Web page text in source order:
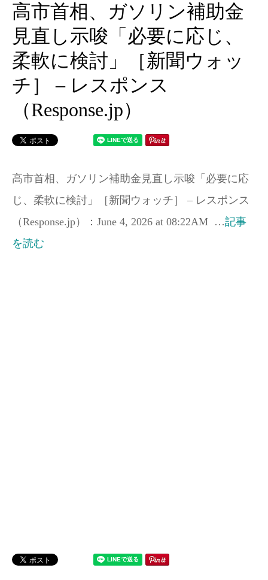
高市首相、ガソリン補助金
見直し示唆「必要に応じ、
柔軟に検討」［新聞ウォッ
チ］ – レスポンス
（Response.jp）
高市首相、ガソリン補助金見直し示唆「必要に応
じ、柔軟に検討」［新聞ウォッチ］ – レスポンス
（Response.jp）：June 4, 2026 at 08:22AM …記事
を読む